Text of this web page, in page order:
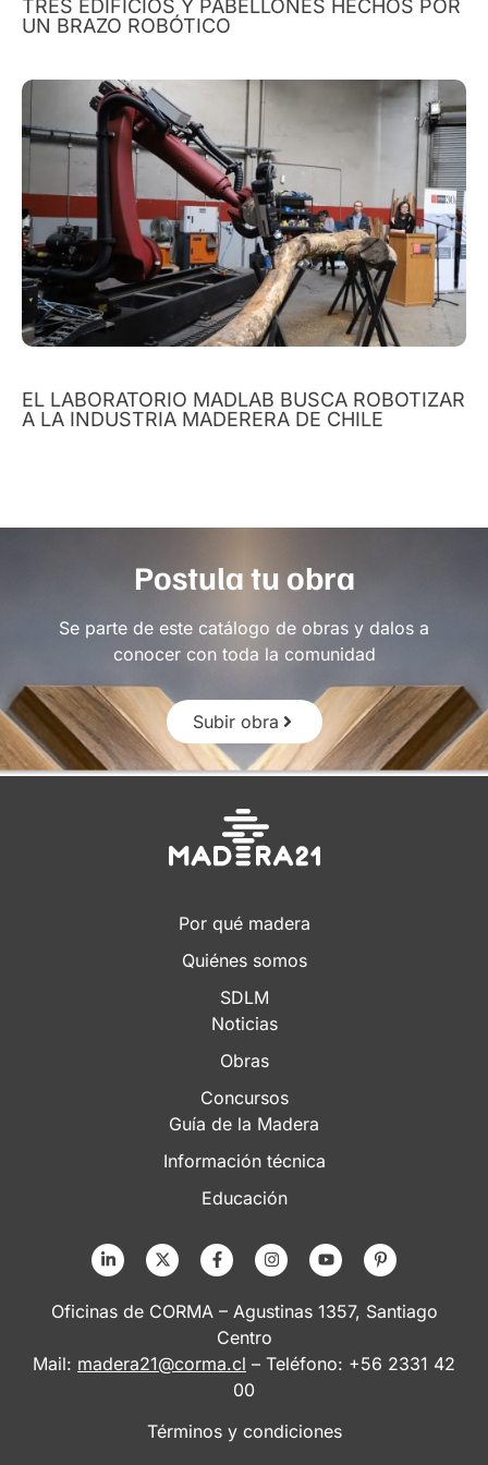
TRES EDIFICIOS Y PABELLONES HECHOS POR
UN BRAZO ROBÓTICO
EL LABORATORIO MADLAB BUSCA ROBOTIZAR
A LA INDUSTRIA MADERERA DE CHILE
Postula tu obra
Se parte de este catálogo de obras y dalos a
conocer con toda la comunidad
Subir obra
Por qué madera
Quiénes somos
SDLM
Noticias
Obras
Concursos
Guía de la Madera
Información técnica
Educación
Oficinas de CORMA – Agustinas 1357, Santiago
Centro
Mail: madera21@corma.cl – Teléfono: +56 2331 42
00
Términos y condiciones